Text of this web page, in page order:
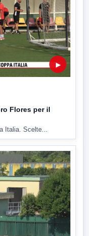
▶
Flores per il
Italia. Scelte...